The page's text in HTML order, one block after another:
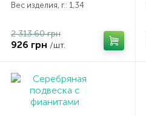
Вес изделия, г.: 1,34
2 313.60 грн
926 грн /шт.